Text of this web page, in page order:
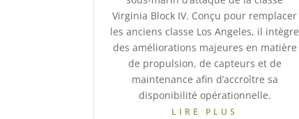
Virginia Block IV. Conçu pour remplacer
les anciens classe Los Angeles, il intègre
des améliorations majeures en matière
de propulsion, de capteurs et de
maintenance afin d’accroître sa
disponibilité opérationnelle.
LIRE PLUS